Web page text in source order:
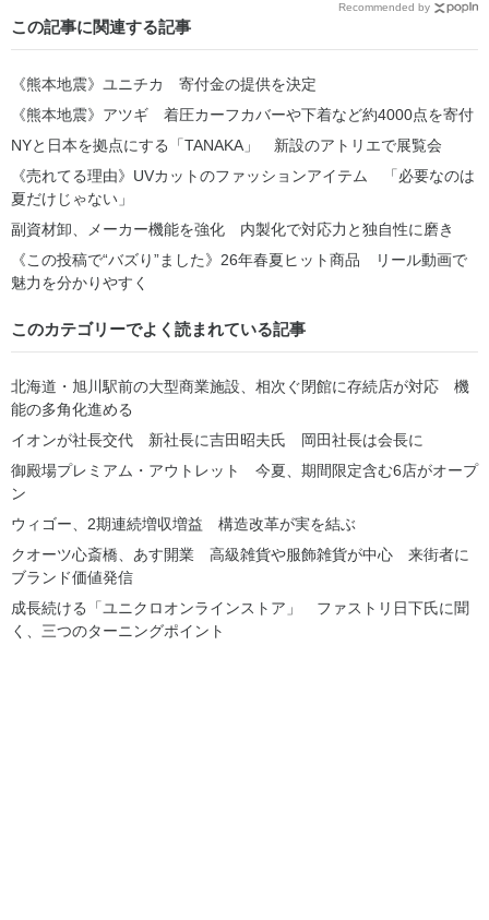
Recommended by
この記事に関連する記事
《熊本地震》ユニチカ 寄付金の提供を決定
《熊本地震》アツギ 着圧カーフカバーや下着など約4000点を寄付
NYと日本を拠点にする「TANAKA」 新設のアトリエで展覧会
《売れてる理由》UVカットのファッションアイテム 「必要なのは
夏だけじゃない」
副資材卸、メーカー機能を強化 内製化で対応力と独自性に磨き
《この投稿で“バズり”ました》26年春夏ヒット商品 リール動画で
魅力を分かりやすく
このカテゴリーでよく読まれている記事
北海道・旭川駅前の大型商業施設、相次ぐ閉館に存続店が対応 機
能の多角化進める
イオンが社長交代 新社長に吉田昭夫氏 岡田社長は会長に
御殿場プレミアム・アウトレット 今夏、期間限定含む6店がオープ
ン
ウィゴー、2期連続増収増益 構造改革が実を結ぶ
クオーツ心斎橋、あす開業 高級雑貨や服飾雑貨が中心 来街者に
ブランド価値発信
成長続ける「ユニクロオンラインストア」 ファストリ日下氏に聞
く、三つのターニングポイント